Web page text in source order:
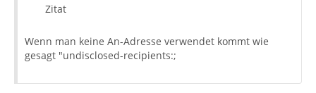
Zitat
Wenn man keine An-Adresse verwendet kommt wie
gesagt "undisclosed-recipients:;